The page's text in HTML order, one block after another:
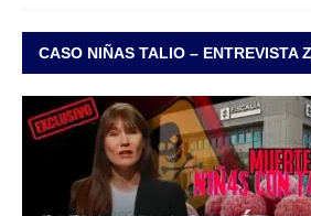
CASO NIÑAS TALIO – ENTREVISTA